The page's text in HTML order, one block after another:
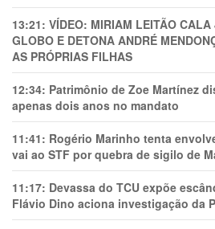
13:21: VÍDEO: MIRIAM LEITÃO
GLOBO E DETONA ANDRÉ
AS PRÓPRIAS FILHAS
12:34: Patrimônio de Zoe Martínez
apenas dois anos no mandato
11:41: Rogério Marinho tenta
vai ao STF por quebra de sigilo de
11:17: Devassa do TCU expõe
Flávio Dino aciona investigação da